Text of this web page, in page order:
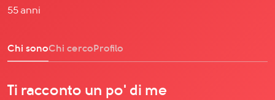
TikTok
55 anni
Chi sonoChi cercoProfilo
Ti racconto un po' di me